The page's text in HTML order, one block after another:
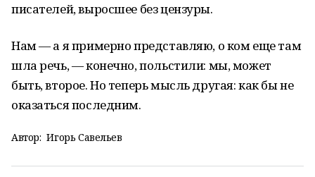
писателей, выросшее без цензуры.
Нам — а я примерно представляю, о ком еще там
шла речь, — конечно, польстили: мы, может
быть, второе. Но теперь мысль другая: как бы не
оказаться последним.
Автор: Игорь Савельев